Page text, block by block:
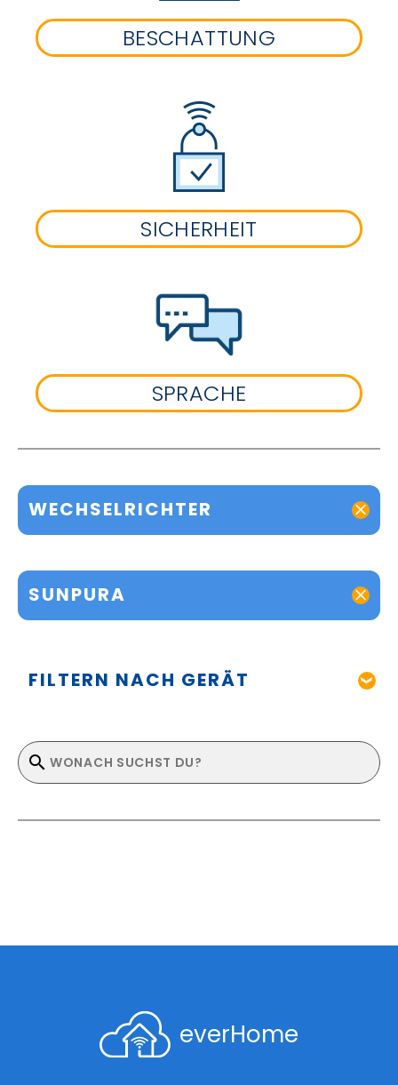
BESCHATTUNG
SICHERHEIT
SPRACHE
WECHSELRICHTER
SUNPURA
FILTERN NACH GERÄT
everHome